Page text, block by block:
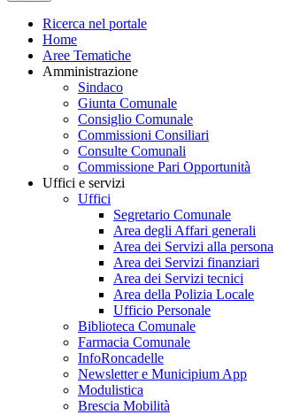
Ricerca nel portale
Home
Aree Tematiche
Amministrazione
Sindaco
Giunta Comunale
Consiglio Comunale
Commissioni Consiliari
Consulte Comunali
Commissione Pari Opportunità
Uffici e servizi
Uffici
Segretario Comunale
Area degli Affari generali
Area dei Servizi alla persona
Area dei Servizi finanziari
Area dei Servizi tecnici
Area della Polizia Locale
Ufficio Personale
Biblioteca Comunale
Farmacia Comunale
InfoRoncadelle
Newsletter e Municipium App
Modulistica
Brescia Mobilità